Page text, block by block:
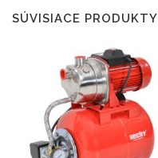
SÚVISIACE PRODUKTY